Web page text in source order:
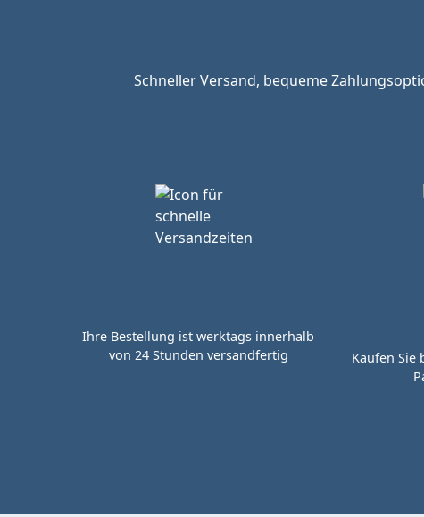
Schneller Versand, bequeme
Ihre Bestellung ist werktags innerhalb
von 24 Stunden versandfertig
Kaufen Sie